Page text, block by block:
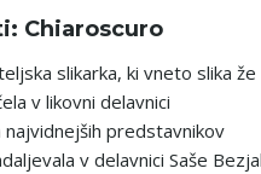
Chiaroscuro
slikarka, ki vneto slika že
v likovni delavnici
najvidnejših predstavnikov
v delavnici Saše